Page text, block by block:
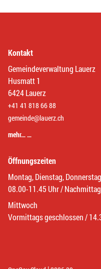
Kontakt
Gemeindeverwaltung Lauerz
Husmatt 1
6424 Lauerz
+41 41 818 66 88
gemeinde@lauerz.ch
mehr… …
Öffnungszeiten
Montag, Dienstag,
08.00-11.45 Uhr /
Mittwoch
Vormittags geschlossen /